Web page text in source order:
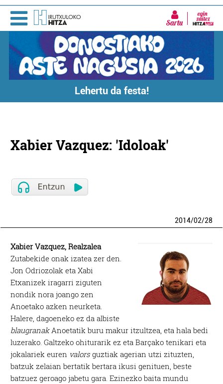
Sartu
Lehertu da festa!
Xabier Vazquez: 'Idoloak'
2014/02/28
Xabier Vazquez, Realzalea
Zutabekide onak izatea zer den.
Jon Odriozolak eta Xabi
Etxanizek iragarri ziguten
nondik nora joango zen
Anoetako azken neurketa.
Halere, dagoeneko ez da albiste
blaugranakAnoetatik buru makur itzultzea, eta hala bedi
luzerako. Galtzeko ohiturarik ez eta Barçako tenikari eta
jokalariek euren valors guztiak agerian utzi zituzten,
batzuk zelaian bertatik bertara ikusi genituen, beste
batzuez geroago jabetu gara. Ezinezko baita mundu